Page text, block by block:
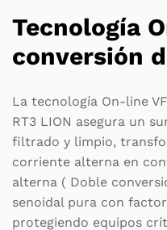
Tecnología
conversión
La tecnología On-line
RT3 LION asegura un
filtrado y limpio,
corriente alterna en
alterna ( Doble
senoidal pura con
protegiendo equipos